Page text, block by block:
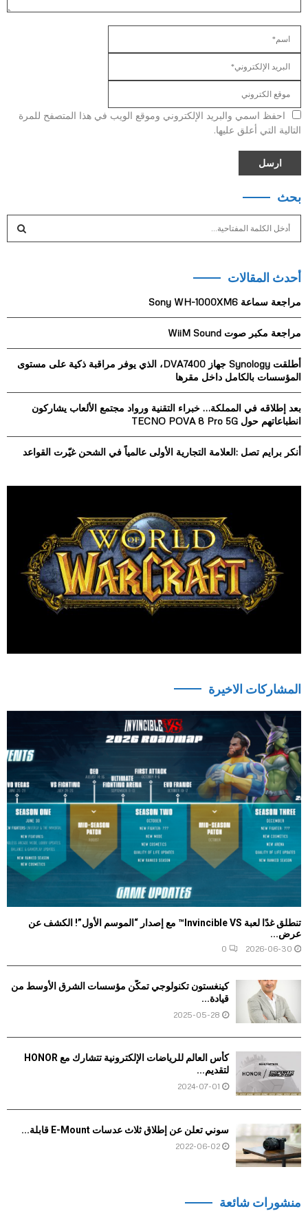
احفظ اسمي والبريد الإلكتروني وموقع الويب في هذا المتصفح للمرة
التالية التي أعلق عليها.
بحث
c
f
r
:
C
H
أحدث المقالات
مراجعة سماعة Sony WH-1000XM6
مراجعة مكبر صوت WiiM Sound
أطلقت Synology جهاز DVA7400، الذي يوفر مراقبة ذكية على مستوى
المؤسسات بالكامل داخل مقرها
بعد إطلاقه في المملكة… خبراء التقنية ورواد مجتمع الألعاب يشاركون
انطباعاتهم حول TECNO POVA 8 Pro 5G
أنكر برايم تصل :العلامة التجارية الأولى عالمياً في الشحن غيّرت القواعد
المشاركات الاخيرة
تنطلق غدًا لعبة Invincible VS™ مع إصدار “الموسم الأول”! الكشف عن
عرض...
2026-06-30
0
كينغستون تكنولوجي تمكّن مؤسسات الشرق الأوسط من
قيادة...
2025-05-28
كأس العالم للرياضات الإلكترونية تتشارك مع HONOR
لتقديم...
2024-07-01
سوني تعلن عن إطلاق ثلاث عدسات E-Mount قابلة...
2022-06-02
منشورات شائعة